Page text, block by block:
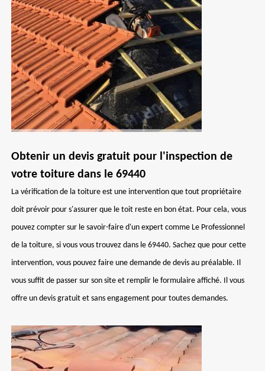
Obtenir un devis gratuit pour l'inspection de
votre toiture dans le 69440
La vérification de la toiture est une intervention que tout propriétaire
doit prévoir pour s'assurer que le toit reste en bon état. Pour cela, vous
pouvez compter sur le savoir-faire d'un expert comme Le Professionnel
de la toiture, si vous vous trouvez dans le 69440. Sachez que pour cette
intervention, vous pouvez faire une demande de devis au préalable. Il
vous suffit de passer sur son site et remplir le formulaire affiché. Il vous
offre un devis gratuit et sans engagement pour toutes demandes.